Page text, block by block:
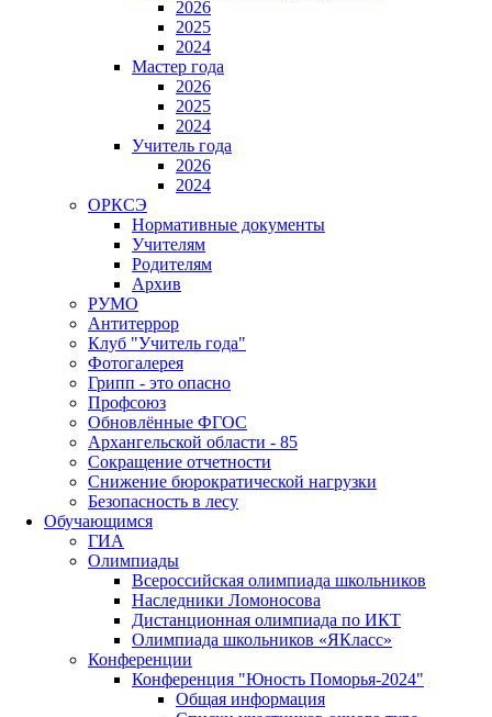
2026
2025
2024
Мастер года
2026
2025
2024
Учитель года
2026
2024
ОРКСЭ
Нормативные документы
Учителям
Родителям
Архив
РУМО
Антитеррор
Клуб "Учитель года"
Фотогалерея
Грипп - это опасно
Профсоюз
Обновлённые ФГОС
Архангельской области - 85
Сокращение отчетности
Снижение бюрократической нагрузки
Безопасность в лесу
Обучающимся
ГИА
Олимпиады
Всероссийская олимпиада школьников
Наследники Ломоносова
Дистанционная олимпиада по ИКТ
Олимпиада школьников «ЯКласс»
Конференции
Конференция "Юность Поморья-2024"
Общая информация